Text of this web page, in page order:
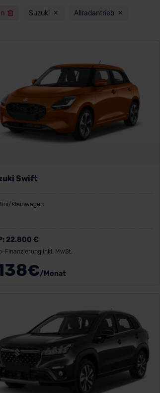
Suzuki Allradantrieb
Swift
Kleinwagen
22.800 €
Finanzierung inkl. MwSt.
€/Monat